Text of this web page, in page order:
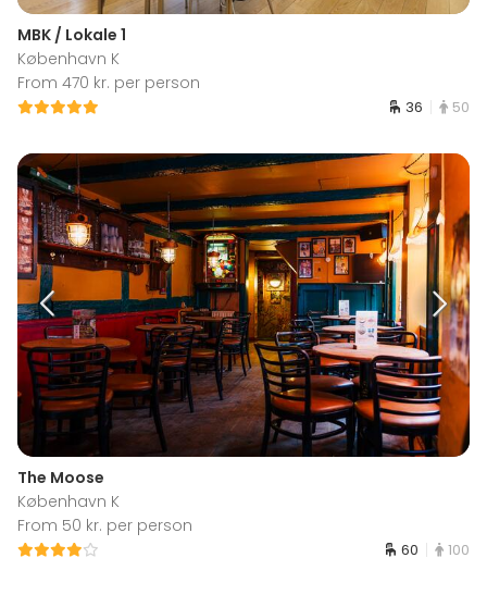
MBK / Lokale 1
København K
From 470 kr. per person
36 50
The Moose
København K
From 50 kr. per person
60 100